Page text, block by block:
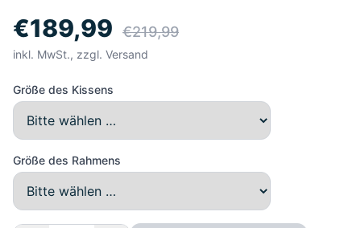
€189,99 €219,99
inkl. MwSt., zzgl. Versand
Größe des Kissens
Größe des Rahmens